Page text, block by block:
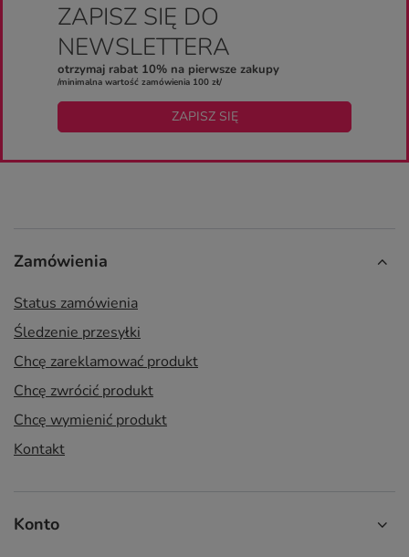
ZAPISZ SIĘ DO
NEWSLETTERA
otrzymaj rabat 10% na pierwsze zakupy
/minimalna wartość zamówienia 100 zł/
ZAPISZ SIĘ
Zamówienia
Status zamówienia
Śledzenie przesyłki
Chcę zareklamować produkt
Chcę zwrócić produkt
Chcę wymienić produkt
Kontakt
Konto